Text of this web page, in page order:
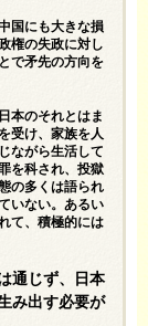
国にも大きな損
権の失政に対し
で矛先の方向を
本のそれとはま
受け、家族を人
ながら生活して
を科され、投獄
の多くは語られ
いない。あるい
て、積極的には
通じず、日本
み出す必要が